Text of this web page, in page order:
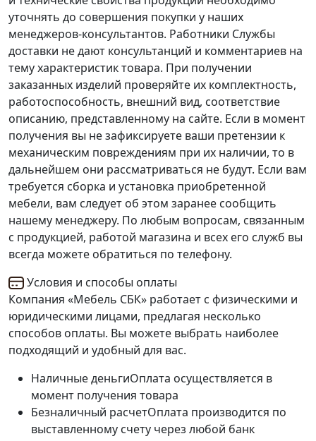
уточнять до совершения покупки у наших
менеджеров-консультантов. Работники Службы
доставки не дают консультанций и комментариев на
тему характеристик товара. При получении
заказанных изделий проверяйте их комплектность,
работоспособность, внешний вид, соответствие
описанию, представленному на сайте. Если в момент
получения вы не зафиксируете ваши претензии к
механическим повреждениям при их наличии, то в
дальнейшем они рассматриваться не будут. Если вам
требуется сборка и установка приобретенной
мебели, вам следует об этом заранее сообщить
нашему менеджеру. По любым вопросам, связанным
с продукцией, работой магазина и всех его служб вы
всегда можете обратиться по телефону.
Условия и способы оплаты
Компания «Мебель СБК» работает с физическими и
юридическими лицами, предлагая несколько
способов оплаты. Вы можете выбрать наиболее
подходящий и удобный для вас.
Наличные деньгиОплата осуществляется в
момент получения товара
Безналичный расчетОплата производится по
выставленному счету через любой банк